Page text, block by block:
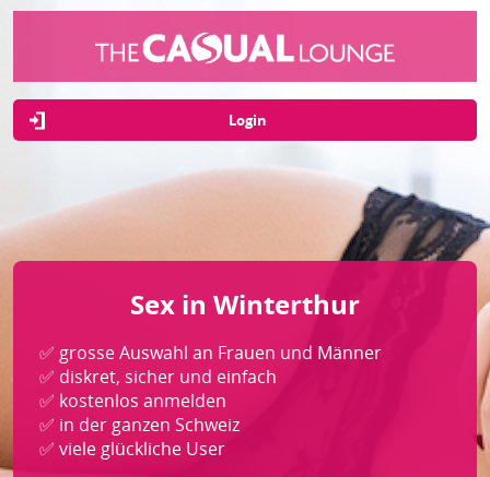
Login
Sex in Winterthur
✅ grosse Auswahl an Frauen und Männer
✅ diskret, sicher und einfach
✅ kostenlos anmelden
✅ in der ganzen Schweiz
✅ viele glückliche User